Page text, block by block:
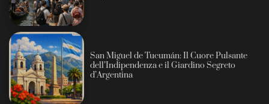
San Miguel de Tucumán: Il Cuore Pulsante
dell’Indipendenza e il Giardino Segreto
d’Argentina